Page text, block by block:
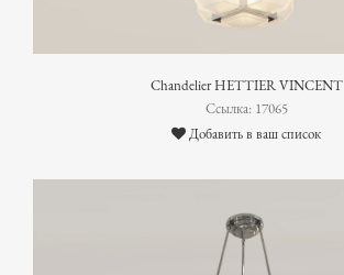
Chandelier HETTIER VINCENT
Ссылка: 17065
Добавить в ваш список